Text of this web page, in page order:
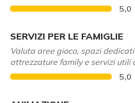
5,0
SERVIZI PER LE FAMIGLIE
Valuta aree gioco, spazi
attrezzature family e servizi utili
5,0